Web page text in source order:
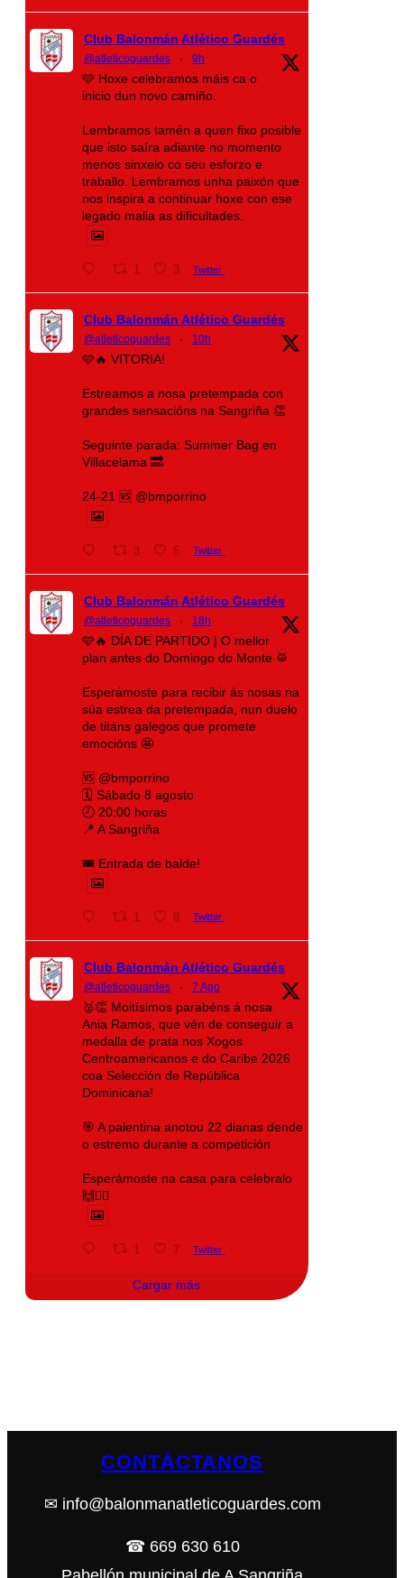
Club Balonmán Atlético Guardés
@atleticoguardes · 9h
🩵 Hoxe celebramos máis ca o
inicio dun novo camiño.
Lembramos tamén a quen fixo posible
que isto saíra adiante no momento
menos sinxelo co seu esforzo e
traballo. Lembramos unha paixón que
nos inspira a continuar hoxe con ese
legado malia as dificultades.
1 3 Twitter
Club Balonmán Atlético Guardés
@atleticoguardes · 10h
🩵🔥 VITORIA!
Estreamos a nosa pretempada con
grandes sensacións na Sangriña 👏
Seguinte parada: Summer Bag en
Villacelama 🔜
24-21 🆚 @bmporrino
3 6 Twitter
Club Balonmán Atlético Guardés
@atleticoguardes · 18h
🩵🔥 DÍA DE PARTIDO | O mellor
plan antes do Domingo do Monte 🥁
Esperámoste para recibir ás nosas na
súa estrea da pretempada, nun duelo
de titáns galegos que promete
emocións 🤩
🆚 @bmporrino
🗓️ Sábado 8 agosto
🕗 20:00 horas
📍 A Sangriña
🎟️ Entrada de balde!
1 8 Twitter
Club Balonmán Atlético Guardés
@atleticoguardes · 7 Ago
🥈👏 Moitísimos parabéns á nosa
Ania Ramos, que vén de conseguir a
medalla de prata nos Xogos
Centroamericanos e do Caribe 2026
coa Selección de República
Dominicana!
🎯 A palentina anotou 22 dianas dende
o estremo durante a competición
Esperámoste na casa para celebralo
🙌❤️‍🔥
1 7 Twitter
Cargar más
CONTÁCTANOS
✉ info@balonmanatleticoguardes.com
☎ 669 630 610